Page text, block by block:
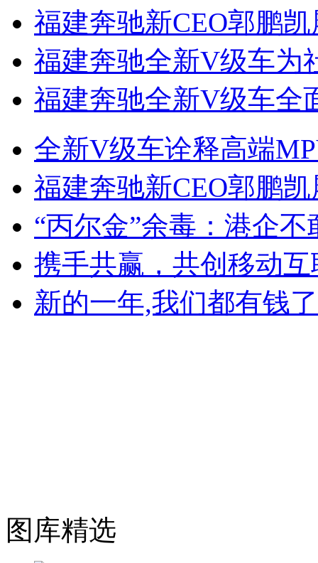
福建奔驰新CEO郭鹏
福建奔驰全新V级车为
福建奔驰全新V级车全
全新V级车诠释高端
福建奔驰新CEO郭鹏
“丙尔金”余毒：港企
携手共赢，共创移动
新的一年,我们都有钱
图库精选